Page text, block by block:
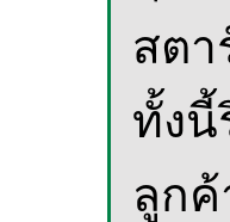
สต
ทั้งนี้
ลูก